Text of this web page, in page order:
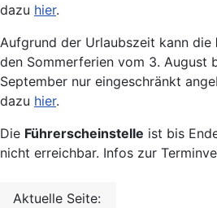
dazu hier.
Aufgrund der Urlaubszeit kann die
den Sommerferien vom 3. August
September nur eingeschränkt
dazu hier.
Die Führerscheinstelle ist bis
nicht erreichbar. Infos zur
Aktuelle Seite: